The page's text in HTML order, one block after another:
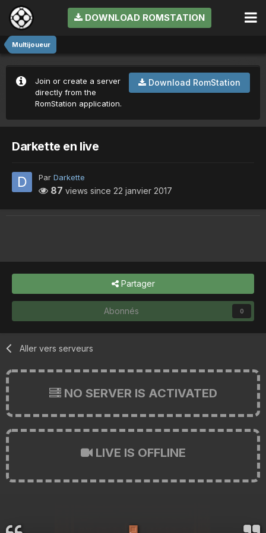
DOWNLOAD ROMSTATION
Multijoueur
Download RomStation
Join or create a server
directly from the
RomStation application.
Darkette en live
Par Darkette
87 views since 22 janvier 2017
Partager
Abonnés 0
Aller vers serveurs
NO SERVER IS ACTIVATED
LIVE IS OFFLINE